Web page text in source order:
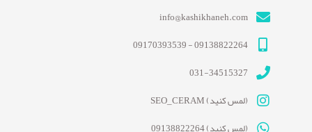
info@kashikhaneh.com
09138822264 - 09170393539
031-34515327
(لمس کنید) SEO_CERAM